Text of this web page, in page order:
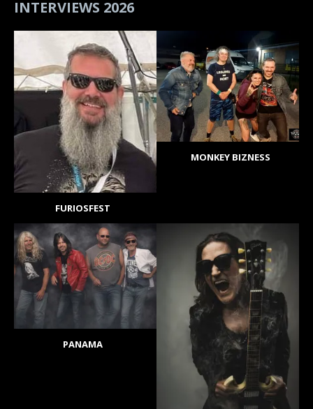
INTERVIEWS 2026
FURIOSFEST
MONKEY BIZNESS
PANAMA